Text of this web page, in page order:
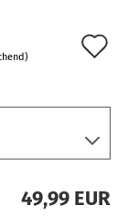
49,99 EUR